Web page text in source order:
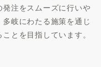
注をスムーズに行いや
岐にわたる施策を通じ
とを目指しています。